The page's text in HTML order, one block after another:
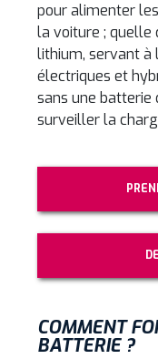
pour alimenter
la voiture ; quelle
lithium, servant à
électriques et
sans une batterie
surveiller la
COMMENT
BATTERIE ?